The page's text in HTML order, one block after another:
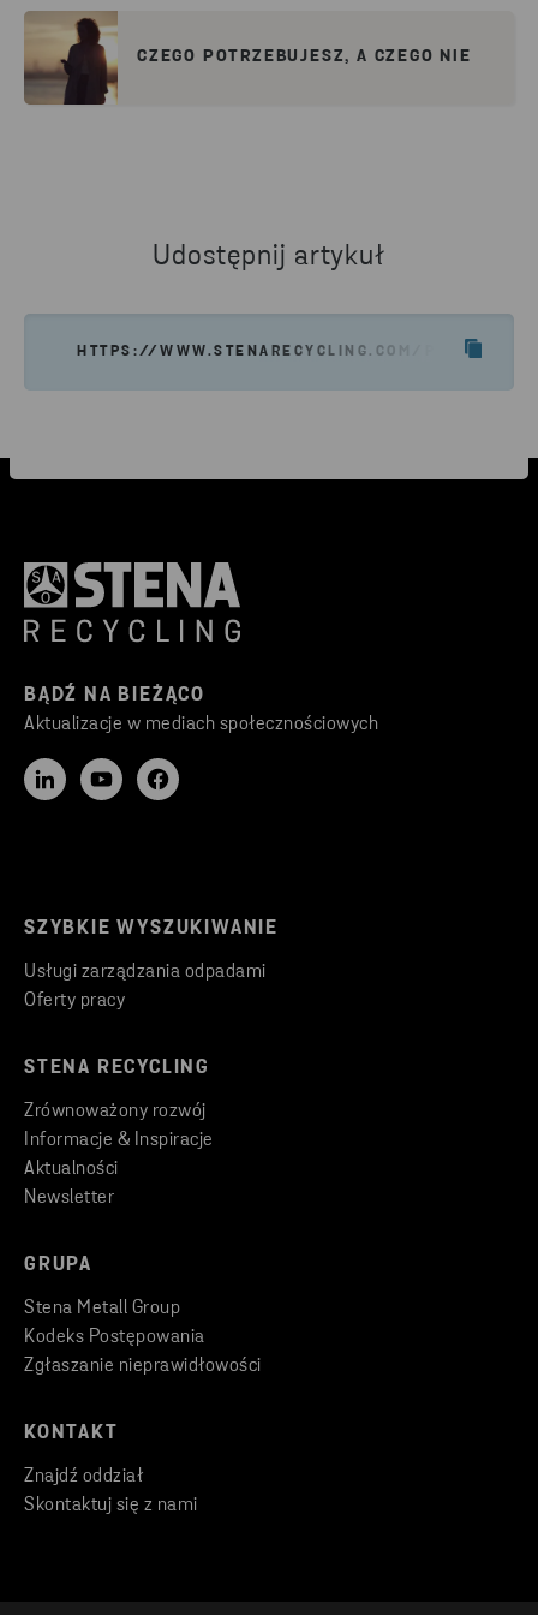
CZEGO POTRZEBUJESZ, A CZEGO NIE
Udostępnij artykuł
HTTPS://WWW.STENARECYCLING.COM/PL/
BĄDŹ NA BIEŻĄCO
Aktualizacje w mediach społecznościowych
SZYBKIE WYSZUKIWANIE
Usługi zarządzania odpadami
Oferty pracy
STENA RECYCLING
Zrównoważony rozwój
Informacje & Inspiracje
Aktualności
Newsletter
GRUPA
Stena Metall Group
Kodeks Postępowania
Zgłaszanie nieprawidłowości
KONTAKT
Znajdź oddział
Skontaktuj się z nami